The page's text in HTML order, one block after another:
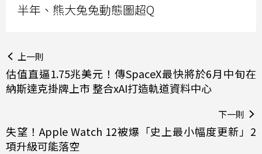
半年、熊大兔兔動態圖超Q
上一則
估值直逼1.75兆美元！傳SpaceX最快將於6月中旬在
納斯達克掛牌上市 整合xAI打造軌道資料中心
下一則
失望！Apple Watch 12被爆「史上最小幅度更新」2
項升級可能落空